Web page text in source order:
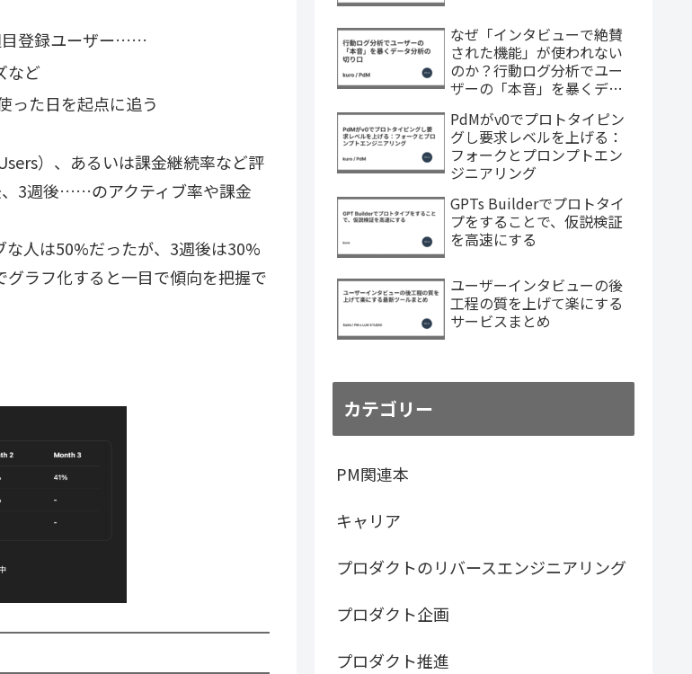
目登録ユーザー……
など
った日を起点に追う
）、あるいは課金継続率など評
3週後……のアクティブ率や課金
人は50%だったが、3週後は30%
ラフ化すると一目で傾向を把握で
なぜ「インタビューで絶賛
された機能」が使われない
のか？行動ログ分析でユー
ザーの「本音」を暴くデー
PdMがv0でプロトタイピン
グし要求レベルを上げる：
フォークとプロンプトエン
ジニアリング
GPTs Builderでプロトタイ
プをすることで、仮説検証
を高速にする
ユーザーインタビューの後
工程の質を上げて楽にする
サービスまとめ
カテゴリー
PM関連本
キャリア
プロダクトのリバースエンジニアリング
プロダクト企画
プロダクト推進